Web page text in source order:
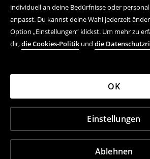
individuell an deine Bedürfnisse oder
anpasst. Du kannst deine Wahl jederzeit
Option „Einstellungen“ klickst. Um mehr zu
dir,die Cookies-Politik und die
Ablehnen
Einstellungen
OK